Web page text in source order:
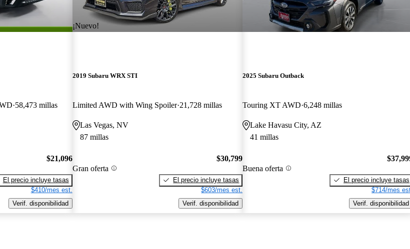
58,473 millas
$21,096
El precio incluye tasas
$410/mes est.
Verif. disponibilidad
¡Nuevo!
2019 Subaru WRX STI
Limited AWD with Wing Spoiler 21,728 millas
Las Vegas, NV
87 millas
Gran oferta
$30,799
El precio incluye tasas
$603/mes est.
Verif. disponibilidad
2025 Subaru Outback
Touring XT AWD 6,248 millas
Lake Havasu City, AZ
41 millas
Buena oferta
El precio incluye tasas
$714/mes
Verif. disponibilidad